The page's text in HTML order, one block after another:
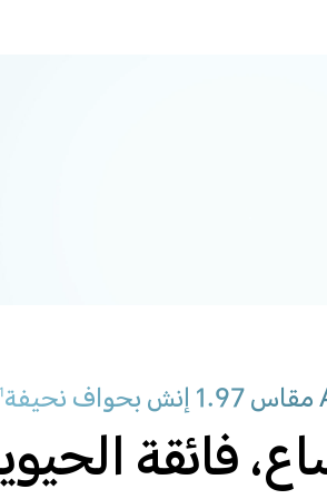
1
فائقة